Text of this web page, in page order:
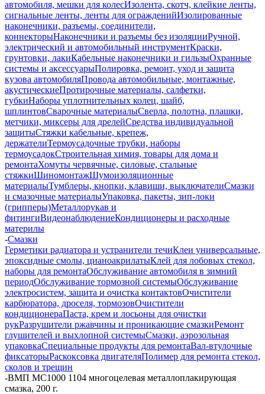
автомобиля, мешки для колесИзолента, скотч, клейкие ленты,
сигнальные ленты, ленты для огражденийИзолированные
наконечники, разъемы, соединители,
коннекторыНаконечники и разъемы без изоляцииРучной,
электрический и автомобильный инструментКраски,
грунтовки, лакиКабельные наконечники и гильзыОхранные
системы и аксессуарыПолировка, ремонт, уход и защита
кузова автомобиляПровода автомобильные, монтажные,
акустическиеПротирочные материалы, салфетки,
губкиНаборы уплотнительных колец, шайб,
шплинтовСварочные материалыСверла, полотна, плашки,
метчики, миксеры для дрелейСредства индивидуальной
защитыСтяжки кабельные, крепеж,
держателиТермоусадочные трубки, наборы
термоусадокСтроительная химия, товары для дома и
ремонтаХомуты червячные, силовые, стальные
стяжкиШиномонтажШумоизоляционные
материалыТумблеры, кнопки, клавиши, выключателиСмазки
и смазочные материалыУпаковка, пакеты, зип-локи
(грипперы)Металлорукав и
фитингиВидеонаблюдениеКондиционеры и расходные
материлы
-Смазки
Герметики радиатора и устранители течиКлеи универсальные,
эпоксидные смолы, цианоакрилатыКлей для лобовых стекол,
наборы для ремонтаОбслуживание автомобиля в зимний
периодОбслуживание тормозной системыОбслуживание
электросистем, защита и очистка контактовОчистители
карбюратора, дроселя, тормозовОчистители
кондиционераПаста, крем и лосьоны для очистки
рукРазрушители ржавчины и проникающие смазкиРемонт
глушителей и выхлопной системыСмазки, аэрозольная
упаковкаСпециальные продукты для ремонтаВал-втулочные
фиксаторыРаскоксовка двигателяПолимер для ремонта стекол,
сколов и трещин
-ВМП МС1000 1104 многоцелевая металлоплакирующая
смазка, 200 г.